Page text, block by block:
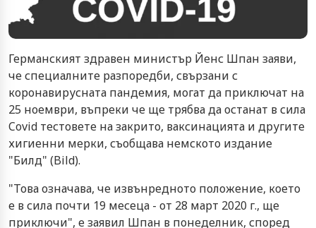
Германският здравен министър Йенс Шпан заяви,
че специалните разпоредби, свързани с
коронавирусната пандемия, могат да приключат на
25 ноември, въпреки че ще трябва да останат в сила
Covid тестовете на закрито, ваксинацията и другите
хигиенни мерки, съобщава немското издание
"Билд" (Bild).
"Това означава, че извънредното положение, което
е в сила почти 19 месеца - от 28 март 2020 г., ще
приключи", е заявил Шпан в понеделник, според